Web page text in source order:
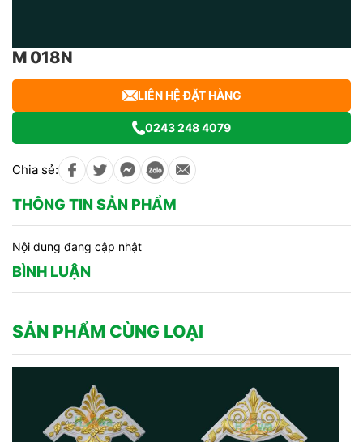
M 018N
LIÊN HỆ ĐẶT HÀNG
0243 248 4079
Chia sẻ:
THÔNG TIN SẢN PHẨM
Nội dung đang cập nhật
BÌNH LUẬN
SẢN PHẨM CÙNG LOẠI